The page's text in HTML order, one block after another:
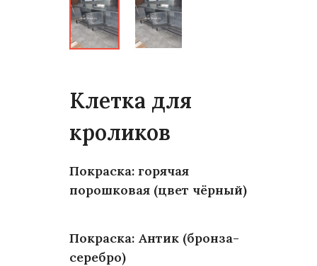
Клетка для
кроликов
Покраска: горячая
порошковая (цвет чёрный)
Покраска: Антик (бронза-
серебро)